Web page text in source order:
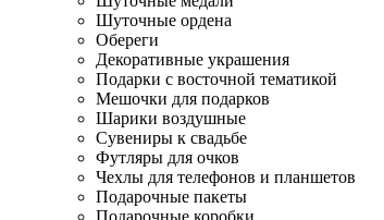
Шуточные ордена
Обереги
Декоративные украшения
Подарки с восточной тематикой
Мешочки для подарков
Шарики воздушные
Сувениры к свадьбе
Футляры для очков
Чехлы для телефонов и планшетов
Подарочные пакеты
Подарочные коробки